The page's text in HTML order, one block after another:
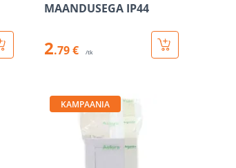
MAANDUSEGA IP44
2.79 € /tk
KAMPAANIA